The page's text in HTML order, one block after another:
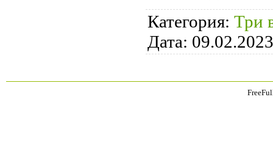
Категория: Три
Дата: 09.02.2023